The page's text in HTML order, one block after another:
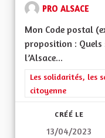
PRO ALSACE
Mon Code postal
proposition :
l’Alsace...
Filtrer les résultats
Les solidarités, les
citoyenne
CRÉÉ LE
13/04/2023